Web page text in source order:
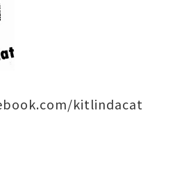
kitlindacat